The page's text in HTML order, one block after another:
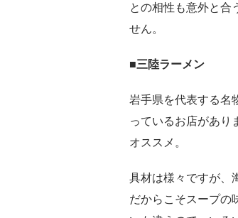
との相性も意外と合
せん。
■三陸ラーメン
岩手県を代表する名
っているお店があり
オススメ。
具材は様々ですが、
だからこそスープの